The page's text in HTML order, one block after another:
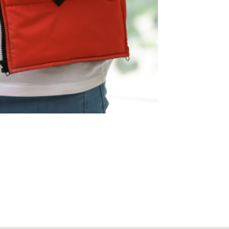
Central Asia
Europe
geschlossen. Sie